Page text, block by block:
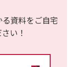
資料をご自宅
い！